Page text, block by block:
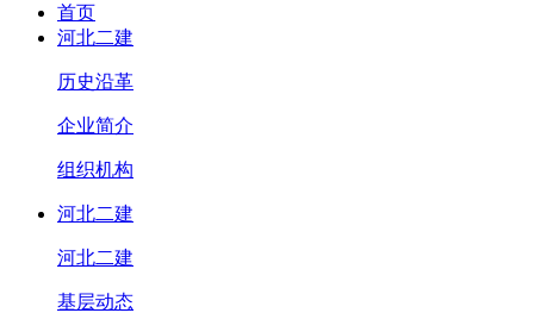
首页
河北二建
历史沿革
企业简介
组织机构
河北二建
河北二建
基层动态